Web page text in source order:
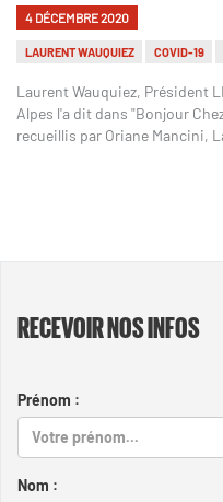
4 DÉCEMBRE 2020
LAURENT WAUQUIEZ COVID-19
Laurent Wauquiez, Président
Alpes l'a dit dans "Bonjour
recueillis par Oriane Mancini,
RECEVOIR NOS INFOS
Prénom :
Nom :